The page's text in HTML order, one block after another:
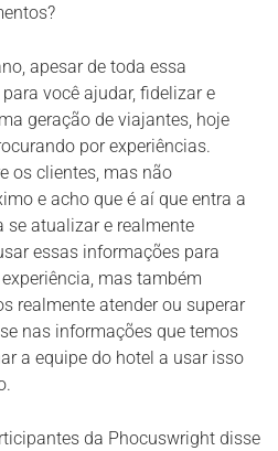
apesar de toda essa
você ajudar, fidelizar e
geração de viajantes, hoje
por experiências.
os clientes, mas não
e acho que é aí que entra a
se atualizar e realmente
essas informações para
mas também
realmente atender ou superar
nas informações que temos
a equipe do hotel a usar isso
da Phocuswright disse